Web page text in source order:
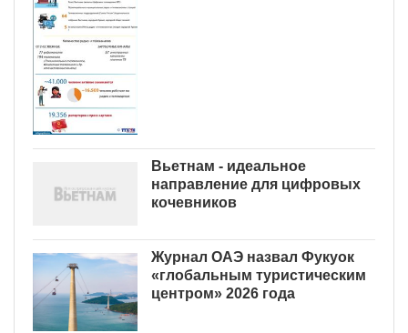
Вьетнам - идеальное
направление для цифровых
кочевников
Журнал ОАЭ назвал Фукуок
«глобальным туристическим
центром» 2026 года